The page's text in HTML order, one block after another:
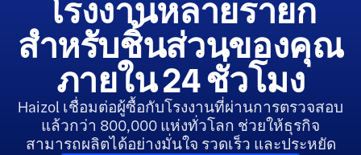
โรงงานหลายรายก
สำหรับชิ้นส่วนของคุณ
ภายใน 24 ชั่วโมง
Haizol เชื่อมต่อผู้ซื้อกับโรงงานที่ผ่านการตรวจสอบ
แล้วกว่า 800,000 แห่งทั่วโลก ช่วยให้ธุรกิจ
สามารถผลิตได้อย่างมั่นใจ รวดเร็ว และประหยัด